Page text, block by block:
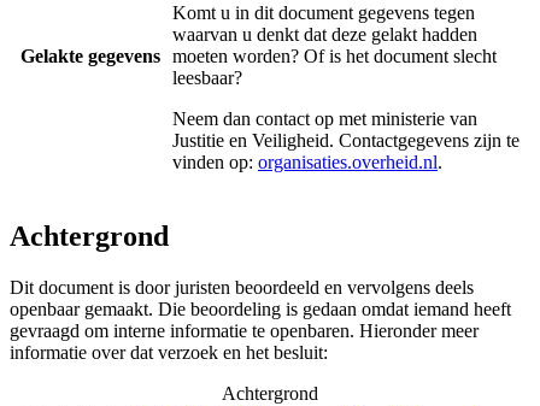
Gelakte gegevens
Komt u in dit document gegevens tegen
waarvan u denkt dat deze gelakt hadden
moeten worden? Of is het document slecht
leesbaar?
Neem dan contact op met ministerie van
Justitie en Veiligheid. Contactgegevens zijn te
vinden op: organisaties.overheid.nl.
Achtergrond
Dit document is door juristen beoordeeld en vervolgens deels
openbaar gemaakt. Die beoordeling is gedaan omdat iemand heeft
gevraagd om interne informatie te openbaren. Hieronder meer
informatie over dat verzoek en het besluit:
Achtergrond